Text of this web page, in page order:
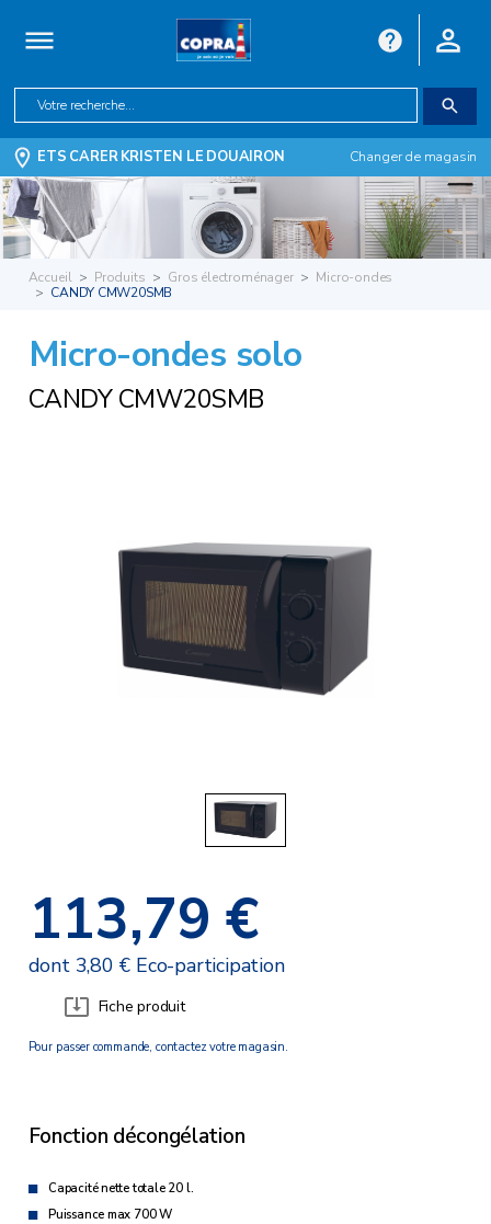
ETS CARER KRISTEN LE DOUAIRON Changer de magasin
Accueil Produits Gros électroménager
Micro-ondes
CANDY CMW20SMB
Micro-ondes solo
CANDY CMW20SMB
113,79 €
dont 3,80 € Eco-participation
Fiche produit
Pour passer commande, contactez votre magasin.
Fonction décongélation
Capacité nette totale 20 l.
Puissance max 700 W